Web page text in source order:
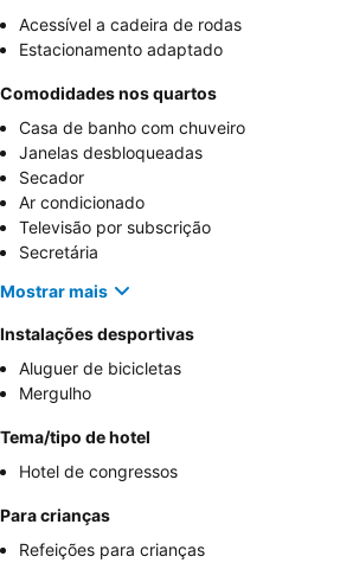
Acessível a cadeira de rodas
Estacionamento adaptado
Comodidades nos quartos
Casa de banho com chuveiro
Janelas desbloqueadas
Secador
Ar condicionado
Televisão por subscrição
Secretária
Mostrar mais
Instalações desportivas
Aluguer de bicicletas
Mergulho
Tema/tipo de hotel
Hotel de congressos
Para crianças
Refeições para crianças